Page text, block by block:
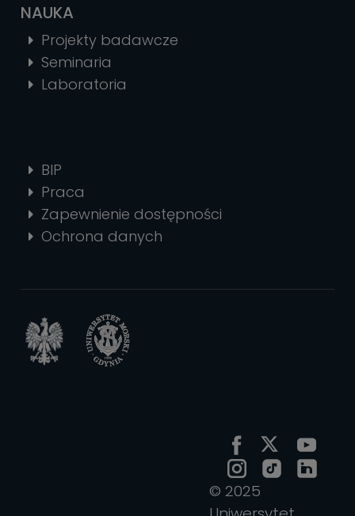
NAUKA
Projekty badawcze
Seminaria
Laboratoria
BIP
Praca
Zapewnienie dostępności
Ochrona danych
© 2025